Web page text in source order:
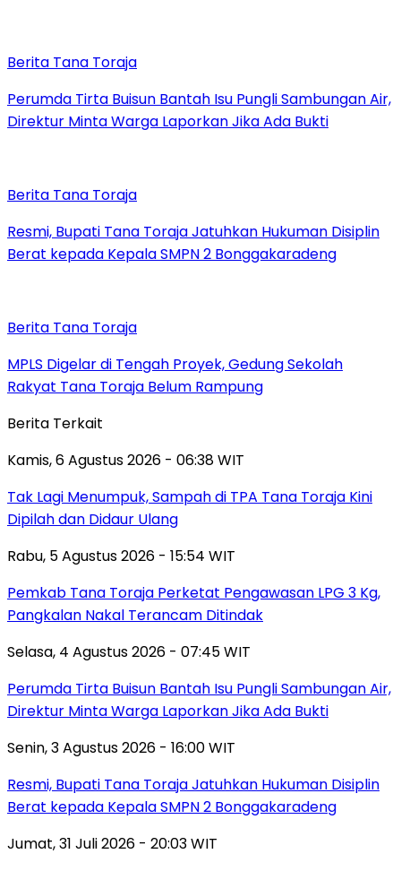
Berita Tana Toraja
Perumda Tirta Buisun Bantah Isu Pungli Sambungan Air,
Direktur Minta Warga Laporkan Jika Ada Bukti
Berita Tana Toraja
Resmi, Bupati Tana Toraja Jatuhkan Hukuman Disiplin
Berat kepada Kepala SMPN 2 Bonggakaradeng
Berita Tana Toraja
MPLS Digelar di Tengah Proyek, Gedung Sekolah
Rakyat Tana Toraja Belum Rampung
Berita Terkait
Kamis, 6 Agustus 2026 - 06:38 WIT
Tak Lagi Menumpuk, Sampah di TPA Tana Toraja Kini
Dipilah dan Didaur Ulang
Rabu, 5 Agustus 2026 - 15:54 WIT
Pemkab Tana Toraja Perketat Pengawasan LPG 3 Kg,
Pangkalan Nakal Terancam Ditindak
Selasa, 4 Agustus 2026 - 07:45 WIT
Perumda Tirta Buisun Bantah Isu Pungli Sambungan Air,
Direktur Minta Warga Laporkan Jika Ada Bukti
Senin, 3 Agustus 2026 - 16:00 WIT
Resmi, Bupati Tana Toraja Jatuhkan Hukuman Disiplin
Berat kepada Kepala SMPN 2 Bonggakaradeng
Jumat, 31 Juli 2026 - 20:03 WIT